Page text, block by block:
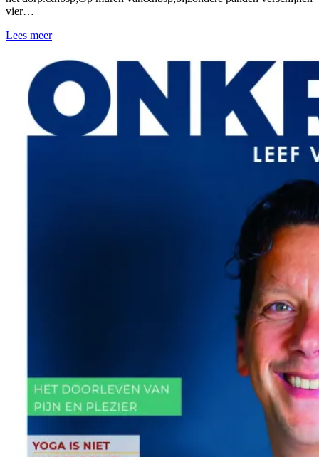
vier…
Lees meer